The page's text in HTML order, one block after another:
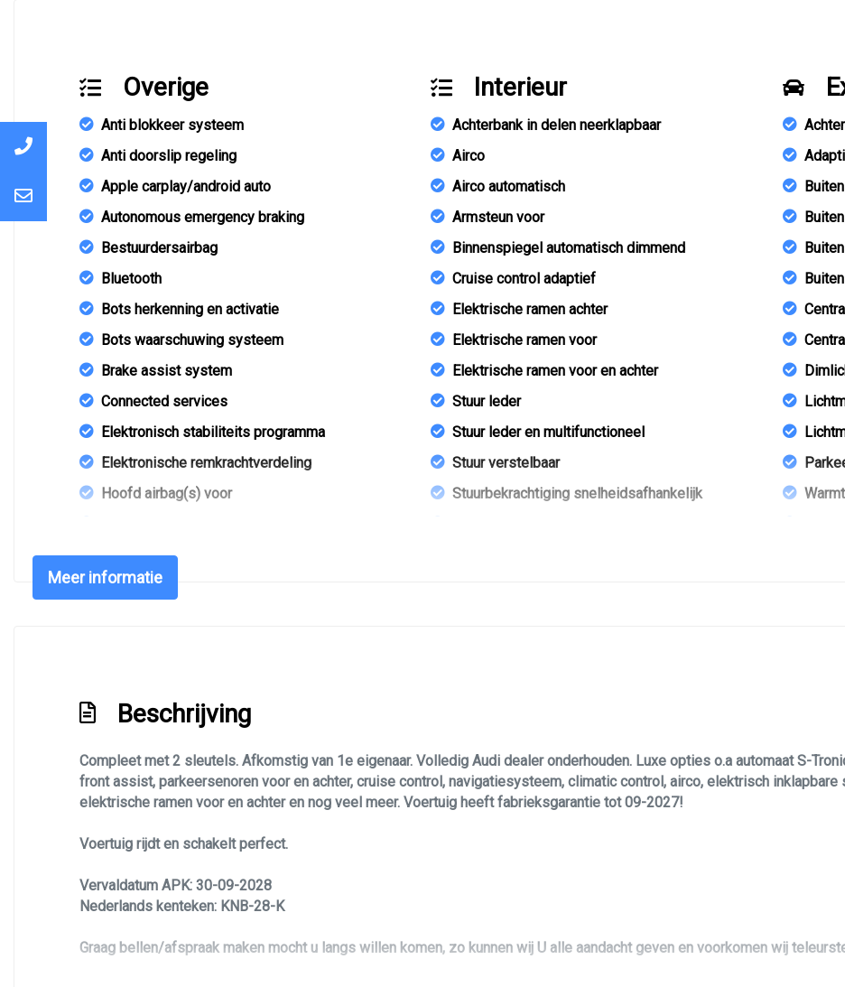
Overige
Anti blokkeer systeem
Anti doorslip regeling
Apple carplay/android auto
Autonomous emergency braking
Bestuurdersairbag
Bluetooth
Bots herkenning en activatie
Bots waarschuwing systeem
Brake assist system
Connected services
Elektronisch stabiliteits programma
Elektronische remkrachtverdeling
Hoofd airbag(s) voor
Rijstrooksensor met correctie
Volledig digitaal instrumentenpaneel
Interieur
Achterbank in delen neerklapbaar
Airco
Airco automatisch
Armsteun voor
Binnenspiegel automatisch dimmend
Cruise control adaptief
Elektrische ramen achter
Elektrische ramen voor
Elektrische ramen voor en achter
Stuur leder
Stuur leder en multifunctioneel
Stuur verstelbaar
Stuurbekrachtiging snelheidsafhankelijk
Meer informatie
Beschrijving
Compleet met 2 sleutels. Afkomstig van 1e eigenaar. Volledig Audi dealer onderhouden. Luxe opties o.a automaat S-
front assist, parkeersenoren voor en achter, cruise control, navigatiesysteem, climatic control, airco, elektrisch
elektrische ramen voor en achter en nog veel meer. Voertuig heeft fabrieksgarantie tot 09-2027!
Voertuig rijdt en schakelt perfect.
Vervaldatum APK: 30-09-2028
Nederlands kenteken: KNB-28-K
Graag bellen/afspraak maken mocht u langs willen komen, zo kunnen wij U alle aandacht geven en voorkomen wij